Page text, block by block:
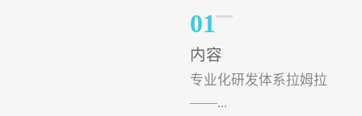
01
内容
专业化研发体系拉姆拉
——...